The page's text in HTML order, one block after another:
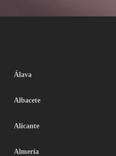
Álava
Albacete
Alicante
Almería